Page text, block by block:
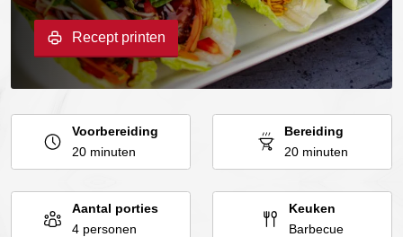
Recept printen
Voorbereiding
20 minuten
Bereiding
20 minuten
Aantal porties
4 personen
Keuken
Barbecue